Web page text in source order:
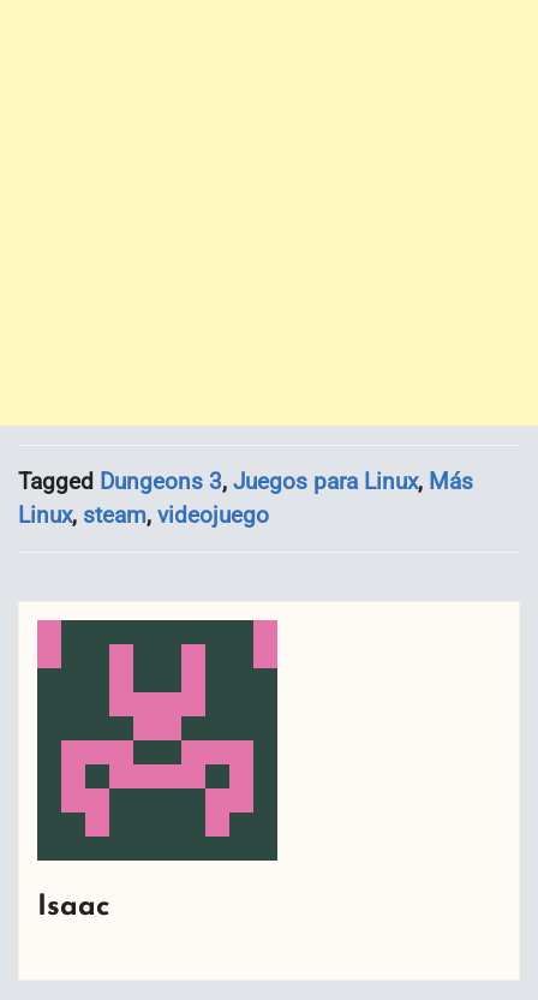
Tagged Dungeons 3, Juegos para Linux, Más
Linux, steam, videojuego
Isaac